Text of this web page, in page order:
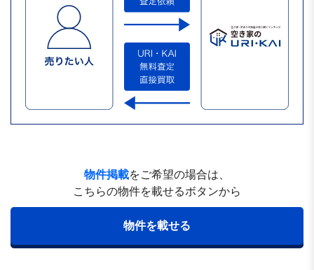
物件掲載をご希望の場合は、
こちらの物件を載せるボタンから
物件を載せる